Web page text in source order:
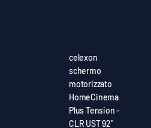
celexon
schermo
motorizzato
HomeCinema
Plus Tension -
CLR UST 92"